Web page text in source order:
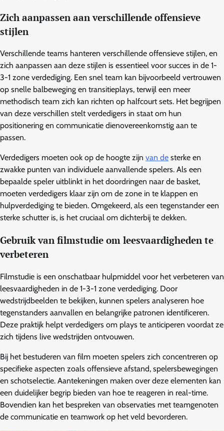
Zich aanpassen aan verschillende offensieve
stijlen
Verschillende teams hanteren verschillende offensieve stijlen, en
zich aanpassen aan deze stijlen is essentieel voor succes in de 1-
3-1 zone verdediging. Een snel team kan bijvoorbeeld vertrouwen
op snelle balbeweging en transitieplays, terwijl een meer
methodisch team zich kan richten op halfcourt sets. Het begrijpen
van deze verschillen stelt verdedigers in staat om hun
positionering en communicatie dienovereenkomstig aan te
passen.
Verdedigers moeten ook op de hoogte zijn van de sterke en
zwakke punten van individuele aanvallende spelers. Als een
bepaalde speler uitblinkt in het doordringen naar de basket,
moeten verdedigers klaar zijn om de zone in te klappen en
hulpverdediging te bieden. Omgekeerd, als een tegenstander een
sterke schutter is, is het cruciaal om dichterbij te dekken.
Gebruik van filmstudie om leesvaardigheden te
verbeteren
Filmstudie is een onschatbaar hulpmiddel voor het verbeteren van
leesvaardigheden in de 1-3-1 zone verdediging. Door
wedstrijdbeelden te bekijken, kunnen spelers analyseren hoe
tegenstanders aanvallen en belangrijke patronen identificeren.
Deze praktijk helpt verdedigers om plays te anticiperen voordat ze
zich tijdens live wedstrijden ontvouwen.
Bij het bestuderen van film moeten spelers zich concentreren op
specifieke aspecten zoals offensieve afstand, spelersbewegingen
en schotselectie. Aantekeningen maken over deze elementen kan
een duidelijker begrip bieden van hoe te reageren in real-time.
Bovendien kan het bespreken van observaties met teamgenoten
de communicatie en teamwork op het veld bevorderen.